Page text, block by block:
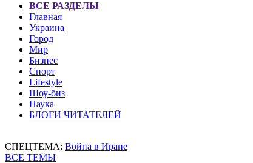
ВСЕ РАЗДЕЛЫ
Главная
Украина
Город
Мир
Бизнес
Спорт
Lifestyle
Шоу-биз
Наука
БЛОГИ ЧИТАТЕЛЕЙ
СПЕЦТЕМА: Война в Иране
ВСЕ ТЕМЫ